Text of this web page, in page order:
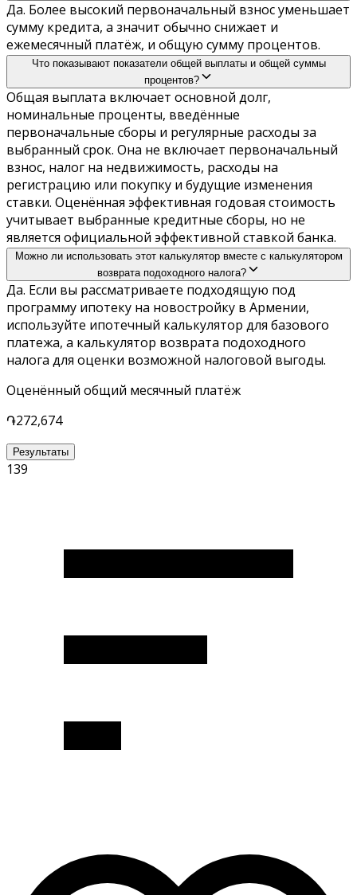
Да. Более высокий первоначальный взнос уменьшает
сумму кредита, а значит обычно снижает и
ежемесячный платёж, и общую сумму процентов.
Что показывают показатели общей выплаты и общей суммы
процентов?
Общая выплата включает основной долг,
номинальные проценты, введённые
первоначальные сборы и регулярные расходы за
выбранный срок. Она не включает первоначальный
взнос, налог на недвижимость, расходы на
регистрацию или покупку и будущие изменения
ставки. Оценённая эффективная годовая стоимость
учитывает выбранные кредитные сборы, но не
является официальной эффективной ставкой банка.
Можно ли использовать этот калькулятор вместе с калькулятором
возврата подоходного налога?
Да. Если вы рассматриваете подходящую под
программу ипотеку на новостройку в Армении,
используйте ипотечный калькулятор для базового
платежа, а калькулятор возврата подоходного
налога для оценки возможной налоговой выгоды.
Оценённый общий месячный платёж
֏272,674
Результаты
139